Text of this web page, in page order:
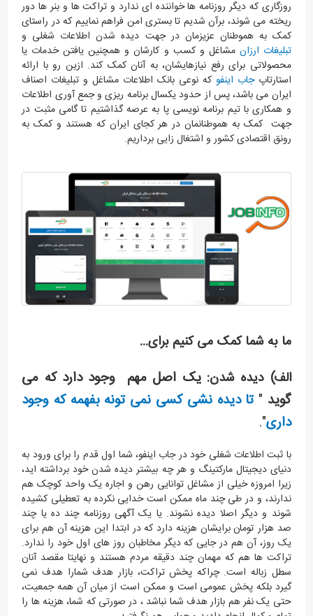
روزگاری که دیگر روزنامه ها خواننده ای ندارد و تراکت ها و بنر ها دور
ریخته می شوند، برآن شدیم تا بستری امن فراهم نماییم که در راستای
کمک به هموطنان عزیزمان در جهت دیده شدن اطلاعات شغلی و
تبلیغات ارزان مشاغل و کسب و کارشان و همچنین یافتن خدمات یا
محصولاتی برای رفع نیازهایشان، به آنان کمک کند. ازین رو با ارائه
استارتاپجاب اینفو که نوعی بانک اطلاعات مشاغل و تبلیغات اصناف
ایران می باشد، پس از حدود یکسال برنامه ریزی و جمع آوری اطلاعات
و همکاری با تیم برنامه نویسی پا به عرصه گذاشتیم تا گامی مثبت در
جهت کمک به هموطنانمان در هر کجای ایران که هستند و کمک به
رونق اقتصادی کشور و اشتغال زایی برداریم.
ما به شما کمک می کنیم برای...
الف) دیده شدن: یک اصل مهم وجود دارد که می
گوید "تا دیده نشی کسی نمی تونه بفهمه که وجود
داری".
با ثبت اطلاعات شغلی خود در جاب اینفو، شما اول قدم را برای ورود به
دنیای دیجیتال مارکتینگ و هر چه بیشتر دیده شدن خود برداشته اید،
زیرا امروزه خیلی از مشاغل توانایی رهن و اجاره یک واحد کوچک هم
ندارند، و در طی چند ماه ممکن است خدایی نکرده به تعطیلی کشیده
شوند و دیگر اصلا دیده نشوند. یا یک آگهی روزنامه چند ده یا چند
صد هزار تومان برایشان هزینه دارد که در ابتدا این هزینه آن هم برای
یک روز، آن هم در جایی که دیگر مخاطبان روز های اول خود را ندارد.
تراکت ها هم که مهمان چند دقیقه مردم هستند و نهایتا مقصد آنان
سطل زباله است. چراکه پخش تراکت، بازار هدف شمارا هدف نمی
گیرد بلکه پخش عمومی است و ممکن است از میان آن همه جمعیت،
حتی یک نفر هم بازار هدف شما نباشد ، در صورتی که شما، هزینه ها را